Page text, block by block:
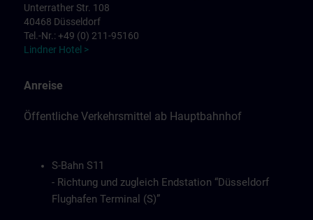
Unterrather Str. 108
40468 Düsseldorf
Tel.-Nr.: +49 (0) 211-95160
Lindner Hotel >
Anreise
Öffentliche Verkehrsmittel ab Hauptbahnhof
S-Bahn S11
- Richtung und zugleich Endstation “Düsseldorf
Flughafen Terminal (S)”